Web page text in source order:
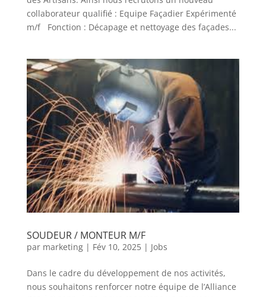
collaborateur qualifié : Equipe Façadier Expérimenté
m/f Fonction : Décapage et nettoyage des façades...
SOUDEUR / MONTEUR M/F
par marketing| Fév 10, 2025| Jobs
Dans le cadre du développement de nos activités,
nous souhaitons renforcer notre équipe de l’Alliance